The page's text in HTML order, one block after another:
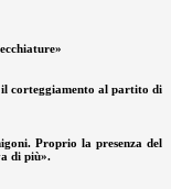
il corteggiamento al partito di
Proprio la presenza del
di più».